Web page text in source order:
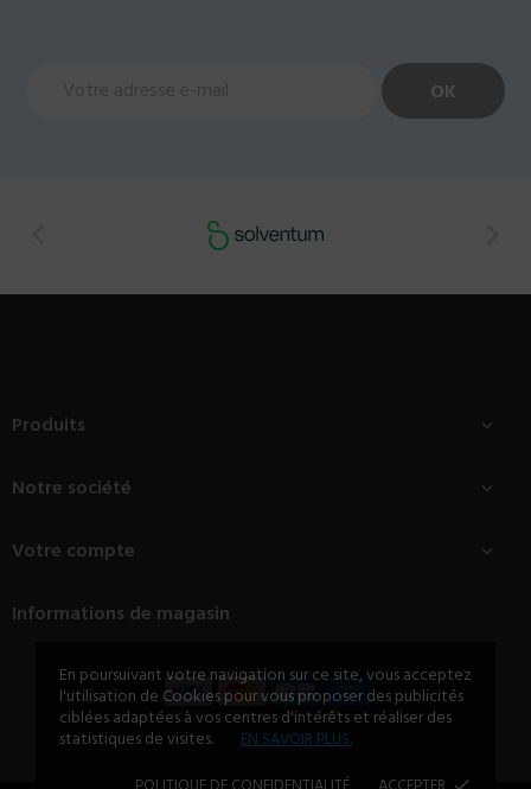
En poursuivant votre navigation sur ce site, vous acceptez
l'utilisation de Cookies pour vous proposer des publicités
ciblées adaptées à vos centres d'intérêts et réaliser des
statistiques de visites.
EN SAVOIR PLUS.
Produits 
Notre société 
Votre compte 
Informations de magasin